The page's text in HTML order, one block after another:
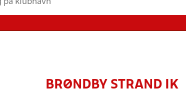
BRØNDBY STRAND IK